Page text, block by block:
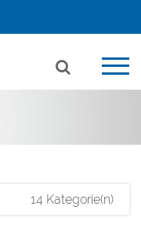
14 Kategorie(n)